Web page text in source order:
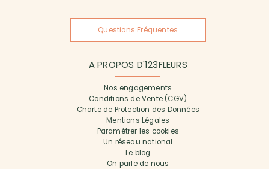
Questions Fréquentes
A PROPOS D'123FLEURS
Nos engagements
Conditions de Vente (CGV)
Charte de Protection des Données
Mentions Légales
Paramétrer les cookies
Un réseau national
Le blog
On parle de nous